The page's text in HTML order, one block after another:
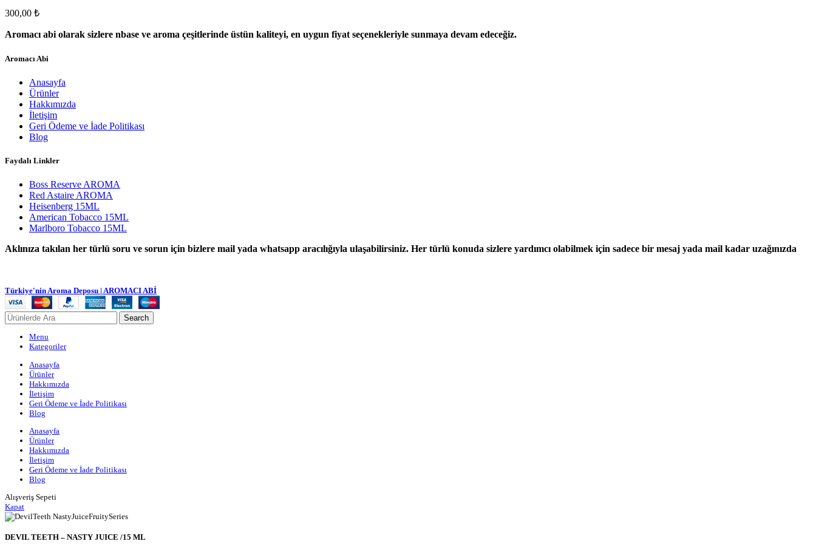
300,00 ₺
Aromacı abi olarak sizlere nbase ve aroma çeşitlerinde üstün kaliteyi, en uygun fiyat seçenekleriyle sunmaya devam edeceğiz.
Aromacı Abi
Anasayfa
Ürünler
Hakkımızda
İletişim
Geri Ödeme ve İade Politikası
Blog
Faydalı Linkler
Boss Reserve AROMA
Red Astaire AROMA
Heisenberg 15ML
American Tobacco 15ML
Marlboro Tobacco 15ML
Aklınıza takılan her türlü soru ve sorun için bizlere mail yada whatsapp aracılığıyla ulaşabilirsiniz. Her türlü konuda sizlere yardımcı olabilmek için sadece bir mesaj yada mail kadar uzağınızda
Türkiye'nin Aroma Deposu | AROMACI ABİ
Search
Menu
Kategoriler
Anasayfa
Ürünler
Hakkımızda
İletişim
Geri Ödeme ve İade Politikası
Blog
Anasayfa
Ürünler
Hakkımızda
İletişim
Geri Ödeme ve İade Politikası
Blog
Alışveriş Sepeti
Kapat
DEVIL TEETH – NASTY JUICE /15 ML